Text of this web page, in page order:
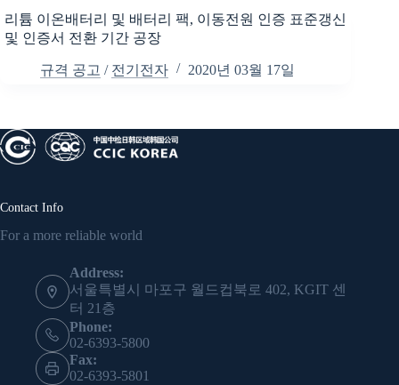
리튬 이온배터리 및 배터리 팩, 이동전원 인증 표준갱신
및 인증서 전환 기간 공장
규격 공고 / 전기전자 2020년 03월 17일
Contact Info
For a more reliable world
Address:
서울특별시 마포구 월드컵북로 402, KGIT 센
터 21층
Phone:
02-6393-5800
Fax:
02-6393-5801